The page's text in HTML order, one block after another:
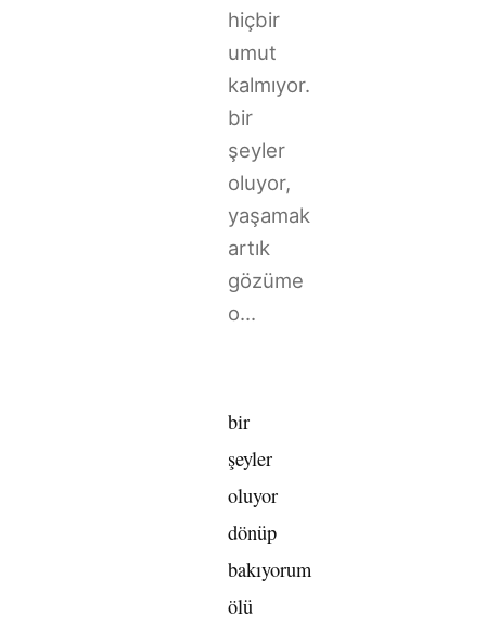
hiçbir
umut
kalmıyor.
bir
şeyler
oluyor,
yaşamak
artık
gözüme
o...
bir
şeyler
oluyor
dönüp
bakıyorum
ölü